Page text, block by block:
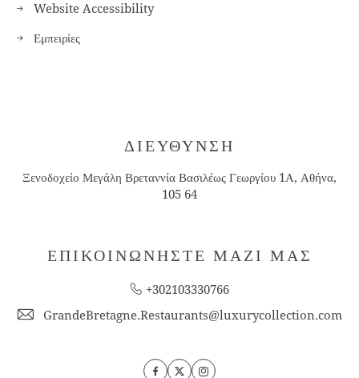
Website Accessibility
Εμπειρίες
ΔΙΕΥΘΥΝΣΗ
Ξενοδοχείο Μεγάλη Βρεταννία Βασιλέως Γεωργίου 1Α, Αθήνα,
105 64
ΕΠΙΚΟΙΝΩΝΗΣΤΕ ΜΑΖΙ ΜΑΣ
+302103330766
GrandeBretagne.Restaurants@luxurycollection.com
FacebookTwitterInstagram